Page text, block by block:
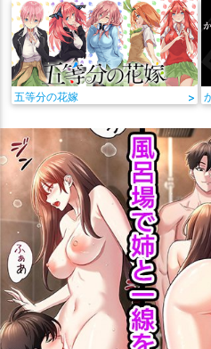
五等分の花嫁 >